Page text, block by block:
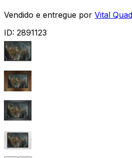
Vendido e entregue por Vital
ID: 2891123